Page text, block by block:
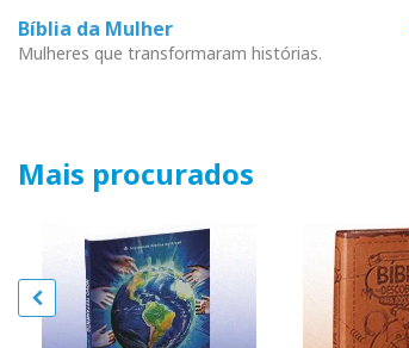
Bíblia da Mulher
Mulheres que transformaram histórias.
Mais procurados